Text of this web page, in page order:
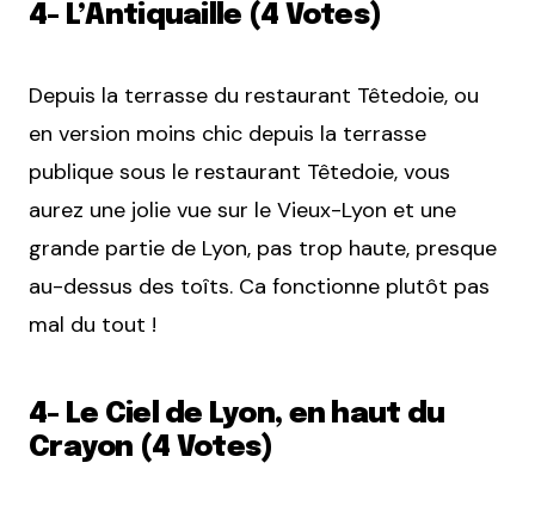
4- L’Antiquaille (4 Votes)
Depuis la terrasse du restaurant Têtedoie, ou
en version moins chic depuis la terrasse
publique sous le restaurant Têtedoie, vous
aurez une jolie vue sur le Vieux-Lyon et une
grande partie de Lyon, pas trop haute, presque
au-dessus des toîts. Ca fonctionne plutôt pas
mal du tout !
4- Le Ciel de Lyon, en haut du
Crayon (4 Votes)